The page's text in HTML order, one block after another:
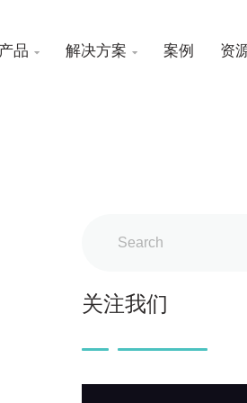
品  解决方案  案例 资
关注我们